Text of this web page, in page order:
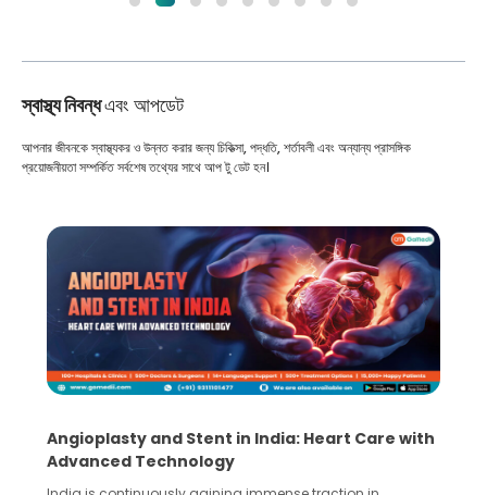
স্বাস্থ্য নিবন্ধএবং আপডেট
আপনার জীবনকে স্বাস্থ্যকর ও উন্নত করার জন্য চিকিত্সা, পদ্ধতি, শর্তাবলী এবং অন্যান্য প্রাসঙ্গিক
প্রয়োজনীয়তা সম্পর্কিত সর্বশেষ তথ্যের সাথে আপ টু ডেট হন।
Angioplasty and Stent in India: Heart Care with
Advanced Technology